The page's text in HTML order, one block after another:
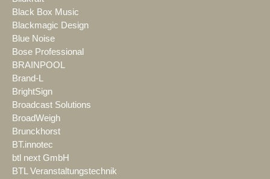
Black Box Music
Blackmagic Design
Blue Noise
Bose Professional
BRAINPOOL
Brand-L
BrightSign
Broadcast Solutions
BroadWeigh
Brunckhorst
BT.innotec
btl next GmbH
BTL Veranstaltungstechnik